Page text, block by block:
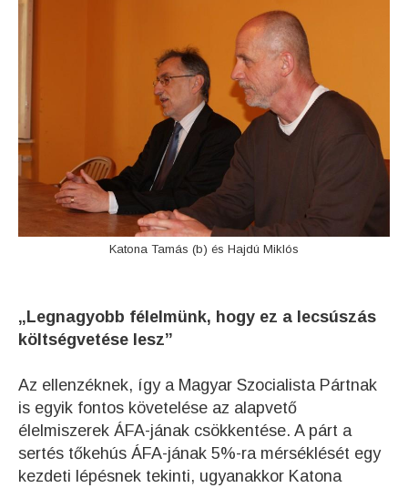
Katona Tamás (b) és Hajdú Miklós
„Legnagyobb félelmünk, hogy ez a lecsúszás
költségvetése lesz”
Az ellenzéknek, így a Magyar Szocialista Pártnak
is egyik fontos követelése az alapvető
élelmiszerek ÁFA-jának csökkentése. A párt a
sertés tőkehús ÁFA-jának 5%-ra mérséklését egy
kezdeti lépésnek tekinti, ugyanakkor Katona